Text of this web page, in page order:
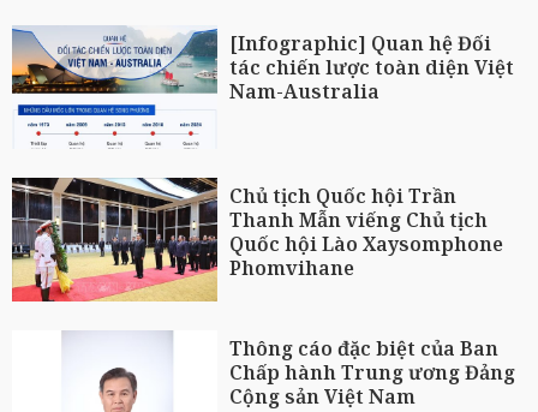
[Infographic] Quan hệ Đối
tác chiến lược toàn diện Việt
Nam-Australia
Chủ tịch Quốc hội Trần
Thanh Mẫn viếng Chủ tịch
Quốc hội Lào Xaysomphone
Phomvihane
Thông cáo đặc biệt của Ban
Chấp hành Trung ương Đảng
Cộng sản Việt Nam